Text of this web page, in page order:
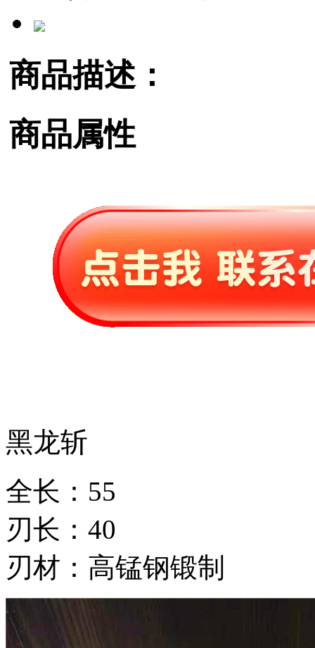
商品描述：
商品属性
黑龙斩
全长：55
刃长：40
刃材：高锰钢锻制